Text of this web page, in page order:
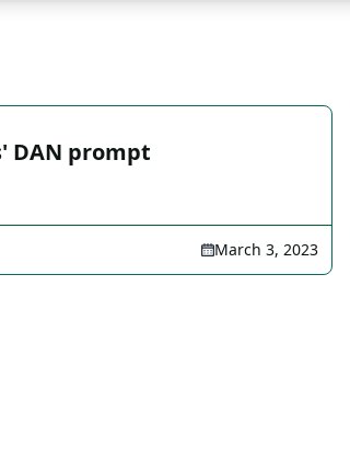
DAN prompt
March 3, 2023